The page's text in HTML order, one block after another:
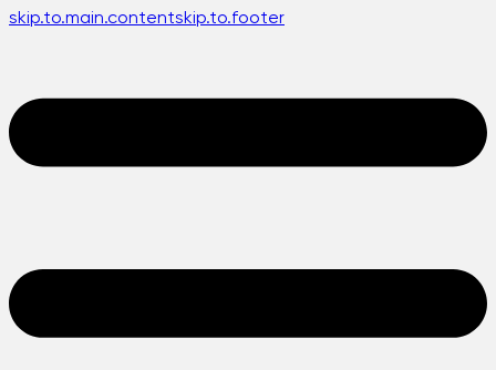
skip.to.main.contentskip.to.footer